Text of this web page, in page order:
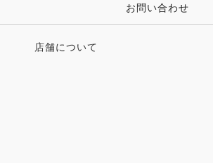
お問い合わせ
店舗について